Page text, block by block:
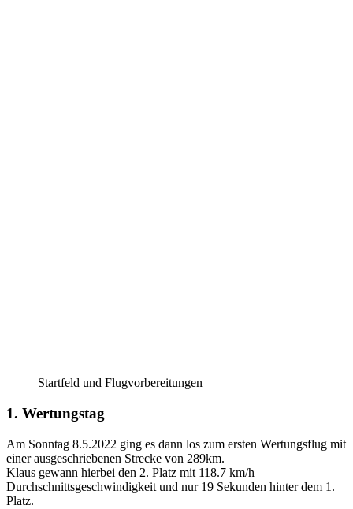
Startfeld und Flugvorbereitungen
1. Wertungstag
Am Sonntag 8.5.2022 ging es dann los zum ersten Wertungsflug mit
einer ausgeschriebenen Strecke von 289km.
Klaus gewann hierbei den 2. Platz mit 118.7 km/h
Durchschnittsgeschwindigkeit und nur 19 Sekunden hinter dem 1.
Platz.